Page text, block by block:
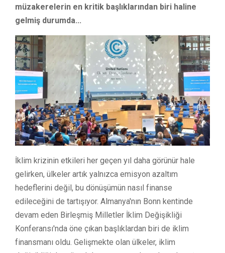
müzakerelerin en kritik başlıklarından biri haline
gelmiş durumda...
İklim krizinin etkileri her geçen yıl daha görünür hale
gelirken, ülkeler artık yalnızca emisyon azaltım
hedeflerini değil, bu dönüşümün nasıl finanse
edileceğini de tartışıyor. Almanya'nın Bonn kentinde
devam eden Birleşmiş Milletler İklim Değişikliği
Konferansı'nda öne çıkan başlıklardan biri de iklim
finansmanı oldu. Gelişmekte olan ülkeler, iklim